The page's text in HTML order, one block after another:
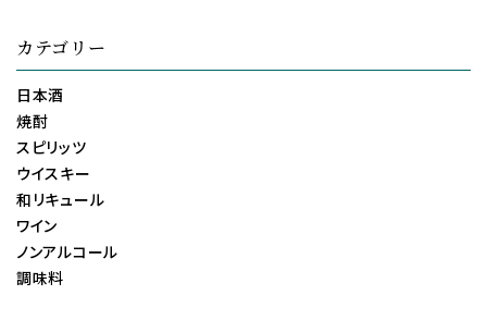
カテゴリー
日本酒
焼酎
スピリッツ
ウイスキー
和リキュール
ワイン
ノンアルコール
調味料